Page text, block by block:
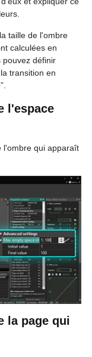
taille de l'ombre
calculées en
pouvez définir
transition en
l'espace
l'ombre qui apparaît
la page qui